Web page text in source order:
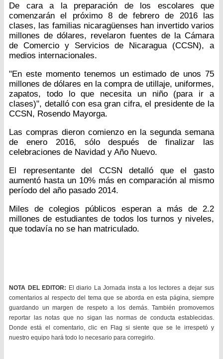
De cara a la preparación de los escolares que
comenzarán el próximo 8 de febrero de 2016 las
clases, las familias nicaragüenses han invertido varios
millones de dólares, revelaron fuentes de la Cámara
de Comercio y Servicios de Nicaragua (CCSN), a
medios internacionales.
"En este momento tenemos un estimado de unos 75
millones de dólares en la compra de utillaje, uniformes,
zapatos, todo lo que necesita un niño (para ir a
clases)", detalló con esa gran cifra, el presidente de la
CCSN, Rosendo Mayorga.
Las compras dieron comienzo en la segunda semana
de enero 2016, sólo después de finalizar las
celebraciones de Navidad y Año Nuevo.
El representante del CCSN detalló que el gasto
aumentó hasta un 10% más en comparación al mismo
período del año pasado 2014.
Miles de colegios públicos esperan a más de 2.2
millones de estudiantes de todos los turnos y niveles,
que todavía no se han matriculado.
NOTA DEL EDITOR: El diario La Jornada insta a los lectores a dejar sus
comentarios al respecto del tema que se aborda en esta página, siempre
guardando un margen de respeto a los demás. También promovemos
reportar las notas que no sigan las normas de conducta establecidas.
Donde está el comentario, clic en Flag si siente que se le irrespetó y
nuestro equipo hará todo lo necesario para corregirlo.